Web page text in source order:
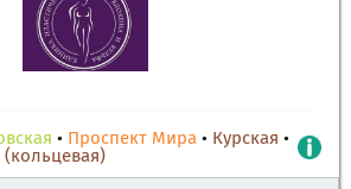
• Проспект Мира • Курская •
(кольцевая)